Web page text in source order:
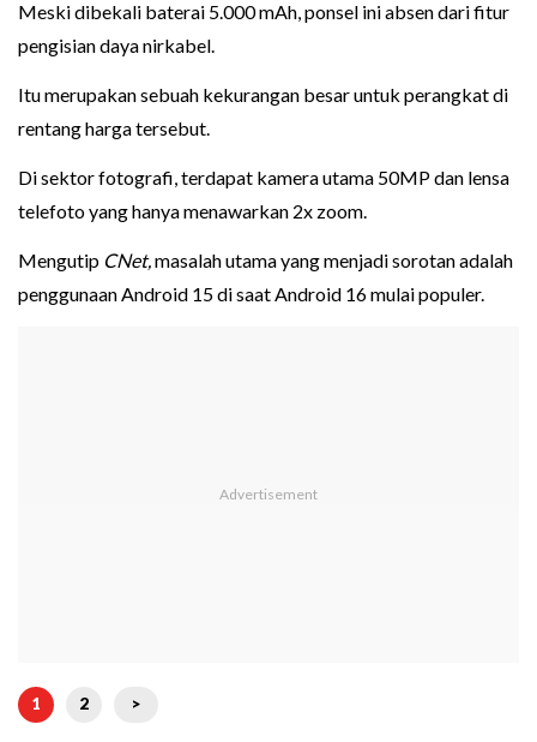
Meski dibekali baterai 5.000 mAh, ponsel ini absen dari fitur
pengisian daya nirkabel.
Itu merupakan sebuah kekurangan besar untuk perangkat di
rentang harga tersebut.
Di sektor fotografi, terdapat kamera utama 50MP dan lensa
telefoto yang hanya menawarkan 2x zoom.
Mengutip CNet, masalah utama yang menjadi sorotan adalah
penggunaan Android 15 di saat Android 16 mulai populer.
1 2 >